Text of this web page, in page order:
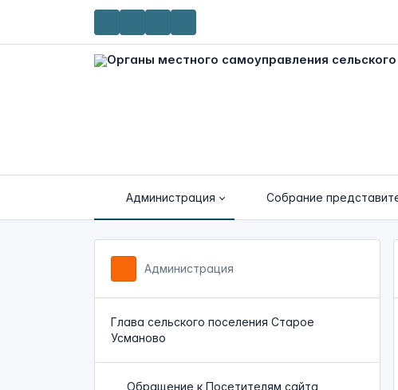
Администрация Собрание
Администрация
Глава сельского поселения Старое
Усманово
Обращение к Посетителям сайта